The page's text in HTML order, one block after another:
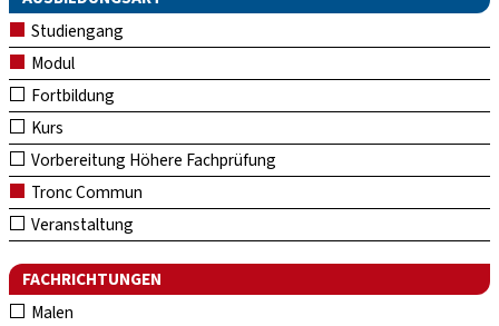
Studiengang
Modul
Fortbildung
Kurs
Vorbereitung Höhere Fachprüfung
Tronc Commun
Veranstaltung
FACHRICHTUNGEN
Malen